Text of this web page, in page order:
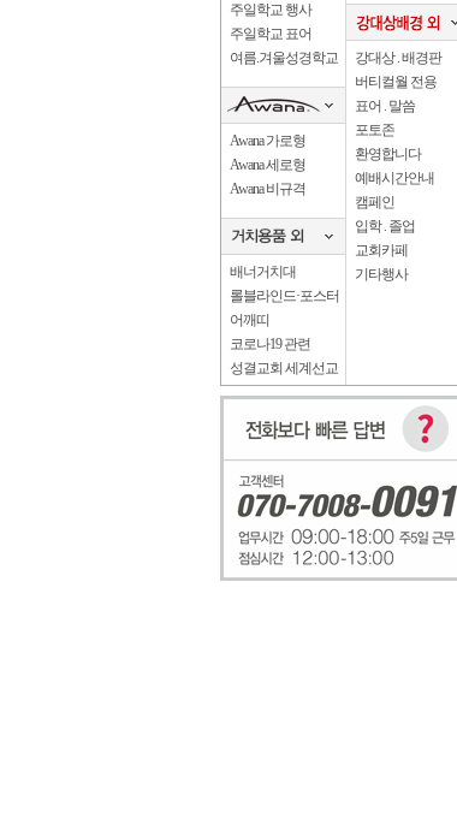
주일학교 행사
주일학교 표어
여름.겨울성경학교
Awana 가로형
Awana 세로형
Awana 비규격
배너거치대
롤블라인드·포스터
어깨띠
코로나19 관련
성결교회 세계선교
강대상 . 배경판
버티컬월 전용
표어 . 말씀
포토존
환영합니다
예배시간안내
캠페인
입학 . 졸업
교회카페
기타행사